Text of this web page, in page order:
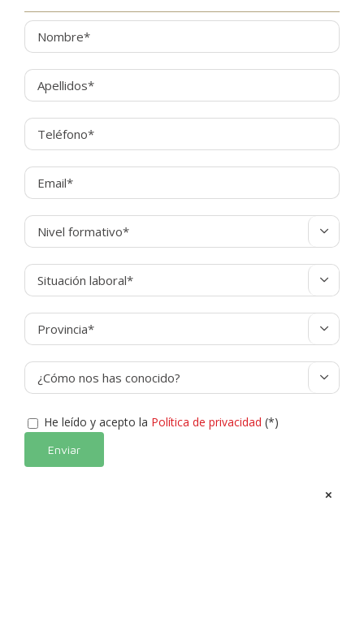




He leído y acepto la Política de privacidad (*)
×